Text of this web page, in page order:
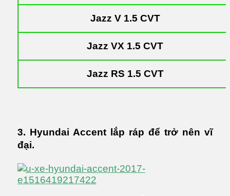
Jazz V 1.5 CVT
Jazz VX 1.5 CVT
Jazz RS 1.5 CVT
3. Hyundai Accent lắp ráp để trở nên vĩ
đại.